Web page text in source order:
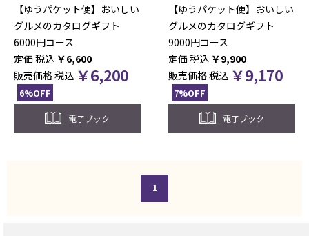
【ゆうパケット便】おいしい
グルメのカタログギフト
6000円コース
税込 ￥6,600
販売価格税込 ￥6,200
6%OFF
電子ブック
【ゆうパケット便】おいしい
グルメのカタログギフト
9000円コース
税込 ￥9,900
販売価格税込 ￥9,170
7%OFF
電子ブック
1